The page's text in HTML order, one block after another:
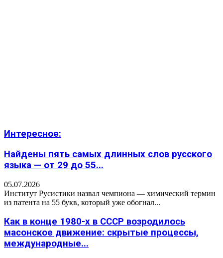
Интересное:
Найдены пять самых длинных слов русского
языка — от 29 до 55...
05.07.2026
Институт Русистики назвал чемпиона — химический термин
из патента на 55 букв, который уже обогнал...
Как в конце 1980-х в СССР возродилось
масонское движение: скрытые процессы,
международные...